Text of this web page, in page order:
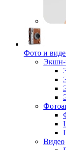
Фото и
Экшн-
Видео